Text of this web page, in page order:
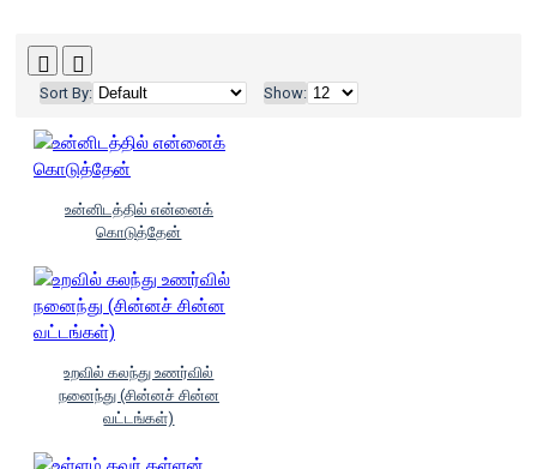
Sort By: Show:
உன்னிடத்தில் என்னைக்
கொடுத்தேன்
உறவில் கலந்து உணர்வில்
நனைந்து (சின்னச் சின்ன
வட்டங்கள்)